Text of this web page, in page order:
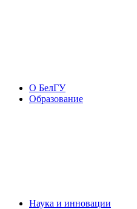
О БелГУ
Образование
Наука и инновации